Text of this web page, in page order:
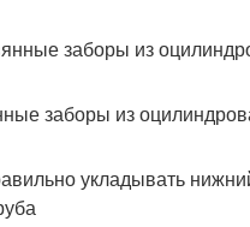
заборы из